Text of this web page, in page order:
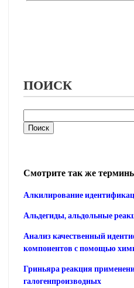
ПОИСК
Смотрите так же
Алкилирование
Альдегиды, альдольные
Анализ качественный
компонентов с помощью
Гриньяра реакция
галогенпроизводных